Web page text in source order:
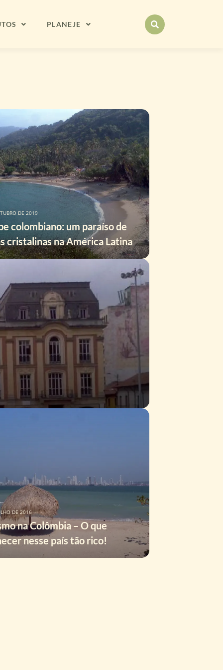
PLANEJE
colombiano: um paraíso de
cristalinas na América Latina
DE 2019
na Colômbia – O que
nesse país tão rico!
DE 2016